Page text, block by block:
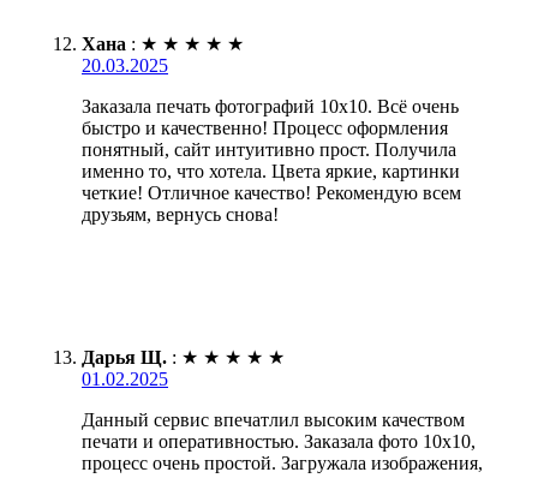
Хана : ★ ★ ★ ★ ★
20.03.2025
Заказала печать фотографий 10х10. Всё очень
быстро и качественно! Процесс оформления
понятный, сайт интуитивно прост. Получила
именно то, что хотела. Цвета яркие, картинки
четкие! Отличное качество! Рекомендую всем
друзьям, вернусь снова!
Дарья Щ. : ★ ★ ★ ★ ★
01.02.2025
Данный сервис впечатлил высоким качеством
печати и оперативностью. Заказала фото 10х10,
процесс очень простой. Загружала изображения,